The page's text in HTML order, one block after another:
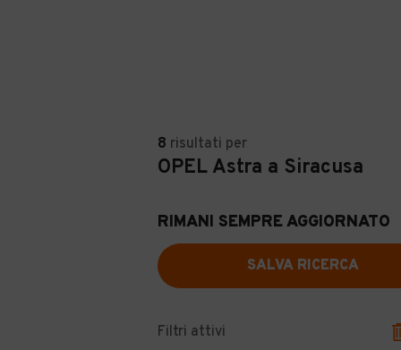
8 risultati per
OPEL Astra a Siracusa
RIMANI SEMPRE AGGIORNATO
SALVA RICERCA
Filtri attivi